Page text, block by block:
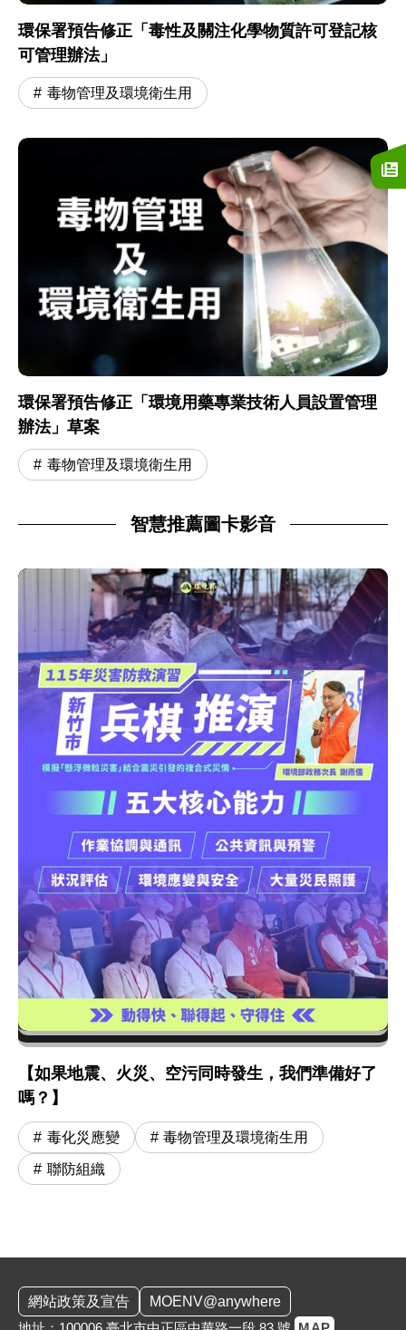
環保署預告修正「毒性及關注化學物質許可登記核
可管理辦法」
毒物管理及環境衛生用
環保署預告修正「環境用藥專業技術人員設置管理
辦法」草案
毒物管理及環境衛生用
智慧推薦圖卡影音
【如果地震、火災、空污同時發生，我們準備好了
嗎？】
毒化災應變 毒物管理及環境衛生用
聯防組織
網站政策及宣告
MOENV@anywhere